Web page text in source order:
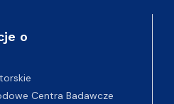
o
Centra Badawcze